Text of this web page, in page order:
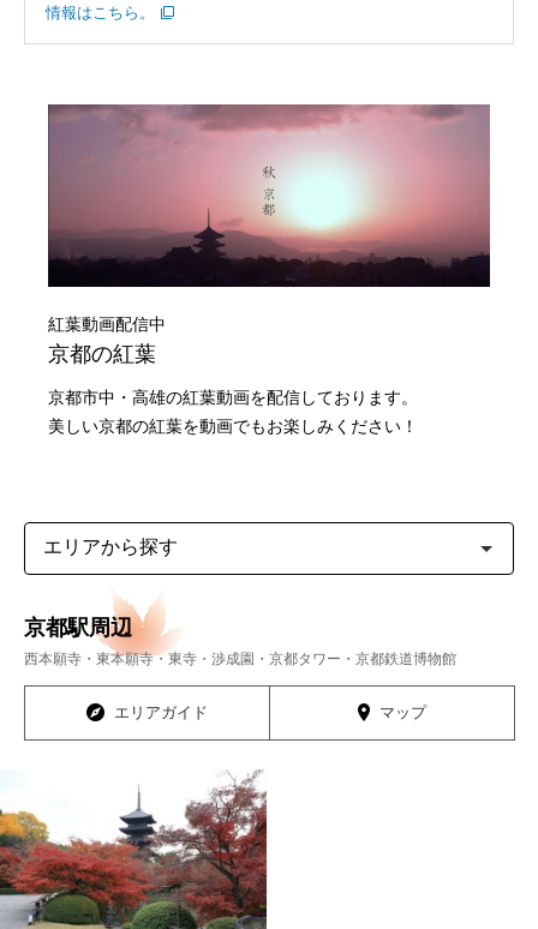
情報はこちら。
紅葉動画配信中
京都の紅葉
京都市中・高雄の紅葉動画を配信しております。
美しい京都の紅葉を動画でもお楽しみください！
エ
ア
探
京都駅周辺
西本願寺・東本願寺・東寺・渉成園・京都タワー・京都鉄道博物館
エリアガイド マップ